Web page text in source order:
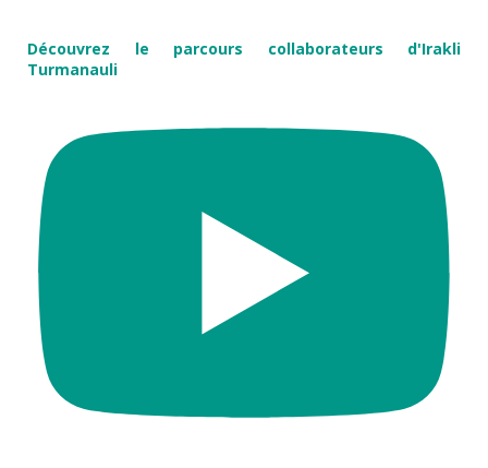
Découvrez le parcours collaborateurs d'Irakli
Turmanauli